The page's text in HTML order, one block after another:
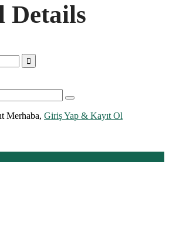
Details
Merhaba, Giriş Yap & Kayıt Ol